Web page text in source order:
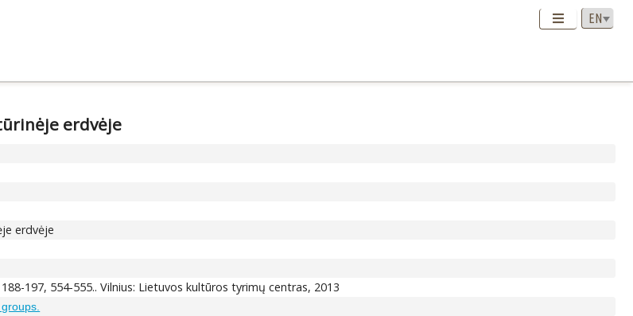
erdvėje
erdvėje
188-197, 554-555.. Vilnius: Lietuvos kultūros tyrimų centras, 2013